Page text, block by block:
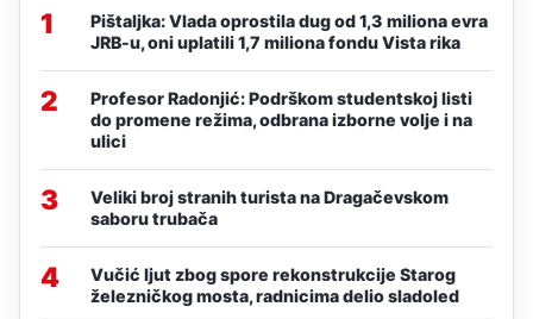
1
Pištaljka: Vlada oprostila dug od 1,3 miliona evra
JRB-u, oni uplatili 1,7 miliona fondu Vista rika
2
Profesor Radonjić: Podrškom studentskoj listi
do promene režima, odbrana izborne volje i na
ulici
3
Veliki broj stranih turista na Dragačevskom
saboru trubača
4
Vučić ljut zbog spore rekonstrukcije Starog
železničkog mosta, radnicima delio sladoled